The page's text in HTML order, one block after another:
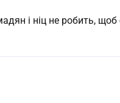
і ніц не робить,